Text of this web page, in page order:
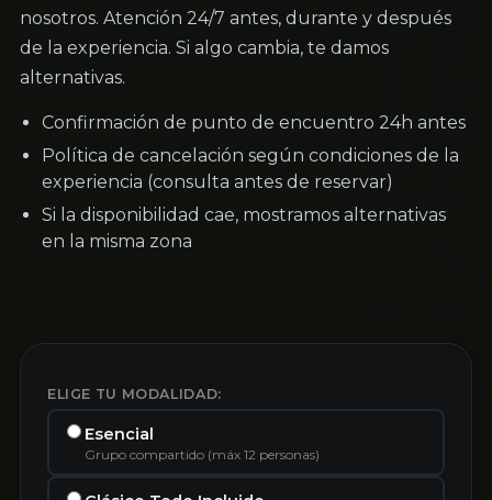
nosotros. Atención 24/7 antes, durante y después
de la experiencia. Si algo cambia, te damos
alternativas.
Confirmación de punto de encuentro 24h antes
Política de cancelación según condiciones de la
experiencia (consulta antes de reservar)
Si la disponibilidad cae, mostramos alternativas
en la misma zona
ELIGE TU MODALIDAD:
Esencial
Grupo compartido (máx 12 personas)